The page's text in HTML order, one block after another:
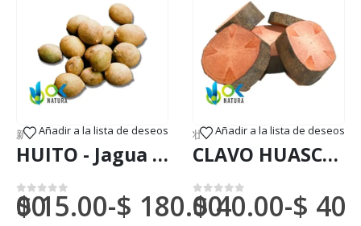
快递） Añadir a la lista de deseos
新到货物（DHL 或联邦快递） ,超级食品
HUITO - Jagua / 50克，1公斤 - (Genipa Americana) - 100% 天然粉末
0满分 5 分
$15.00-$ 180.00
Añadir a la lista de deseos
壮阳树皮 ,新到货物（DHL 或联邦快
CLAVO HUASCA 粉 / 200克/1公斤 - （Tynnanthus Panurensis）100%纯天然有机树皮
0满分 5 分
$40.00-$